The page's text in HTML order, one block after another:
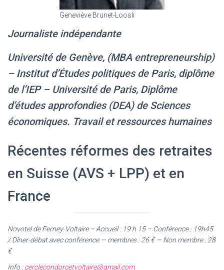
Geneviève Brunet-Loosli
Journaliste indépendante
Université de Genève, (MBA entrepreneurship)
– Institut d’Études politiques de Paris, diplôme
de l’IEP – Université de Paris, Diplôme
d’études approfondies (DEA) de Sciences
économiques. Travail et ressources humaines
Récentes réformes des retraites
en Suisse (AVS + LPP) et en
France
Novotel de Ferney-Voltaire – Accueil : 19 h 15 – Conférence : 19h45
/ Dîner-débat avec conférence — membres : 26 € — Non membre : 28
€
Info :cerclecondorcetvoltaire@gmail.com